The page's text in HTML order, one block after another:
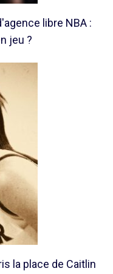
libre NBA :
jeu ?
la place de Caitlin